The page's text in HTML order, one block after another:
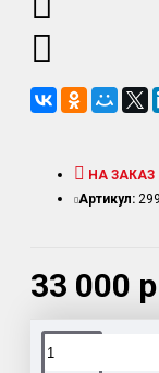
33 000
НА ЗАКАЗ
Артикул:
Доставка